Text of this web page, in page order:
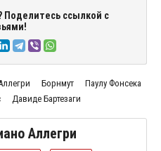
Поделитесь ссылкой с
Борнмут
Паулу Фонсека
Давиде Бартезаги
Аллегри